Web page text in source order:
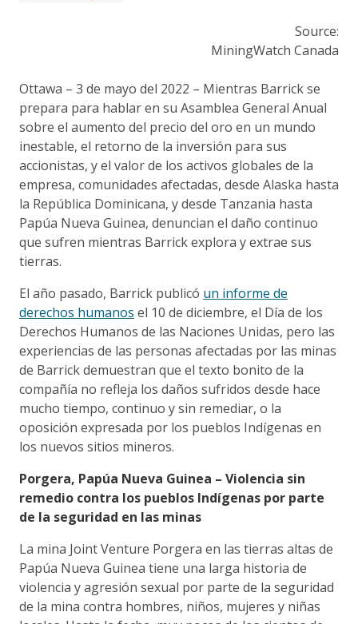
Source:
MiningWatch Canada
Ottawa – 3 de mayo del 2022 – Mientras Barrick se
prepara para hablar en su Asamblea General Anual
sobre el aumento del precio del oro en un mundo
inestable, el retorno de la inversión para sus
accionistas, y el valor de los activos globales de la
empresa, comunidades afectadas, desde Alaska hasta
la República Dominicana, y desde Tanzania hasta
Papúa Nueva Guinea, denuncian el daño continuo
que sufren mientras Barrick explora y extrae sus
tierras.
El año pasado, Barrick publicó un informe de
derechos humanos el 10 de diciembre, el Día de los
Derechos Humanos de las Naciones Unidas, pero las
experiencias de las personas afectadas por las minas
de Barrick demuestran que el texto bonito de la
compañía no refleja los daños sufridos desde hace
mucho tiempo, continuo y sin remediar, o la
oposición expresada por los pueblos Indígenas en
los nuevos sitios mineros.
Porgera, Papúa Nueva Guinea – Violencia sin
remedio contra los pueblos Indígenas por parte
de la seguridad en las minas
La mina Joint Venture Porgera en las tierras altas de
Papúa Nueva Guinea tiene una larga historia de
violencia y agresión sexual por parte de la seguridad
de la mina contra hombres, niños, mujeres y niñas